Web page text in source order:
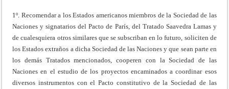
1º. Recomendar a los Estados americanos miembros de la Sociedad de las
Naciones y signatarios del Pacto de París, del Tratado Saavedra Lamas y
de cualesquiera otros similares que se subscriban en lo futuro, soliciten de
los Estados extraños a dicha Sociedad de las Naciones y que sean parte en
los demás Tratados mencionados, cooperen con la Sociedad de las
Naciones en el estudio de los proyectos encaminados a coordinar esos
diversos instrumentos con el Pacto constitutivo de la Sociedad de las